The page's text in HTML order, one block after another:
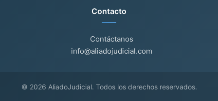
Contacto
Contáctanos
info@aliadojudicial.com
© 2026 AliadoJudicial. Todos los derechos reservados.